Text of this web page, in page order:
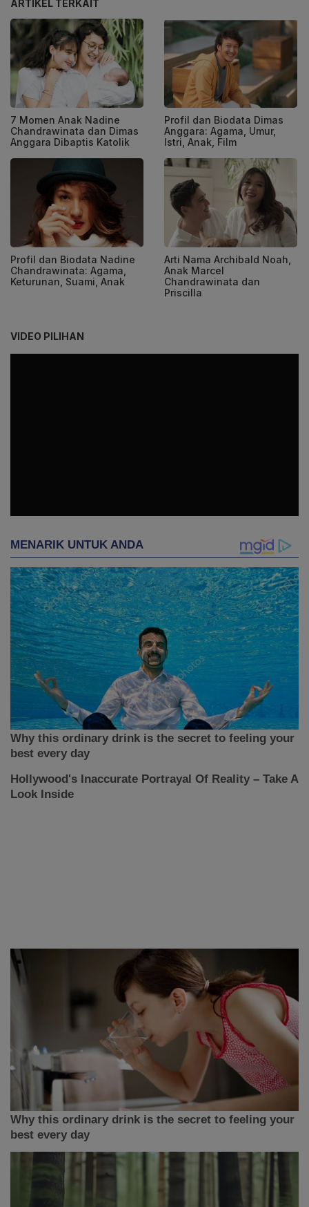
ARTIKEL TERKAIT
7 Momen Anak Nadine
Chandrawinata dan Dimas
Anggara Dibaptis Katolik
Profil dan Biodata Dimas
Anggara: Agama, Umur,
Istri, Anak, Film
Profil dan Biodata Nadine
Chandrawinata: Agama,
Keturunan, Suami, Anak
Arti Nama Archibald Noah,
Anak Marcel
Chandrawinata dan
Priscilla
VIDEO PILIHAN